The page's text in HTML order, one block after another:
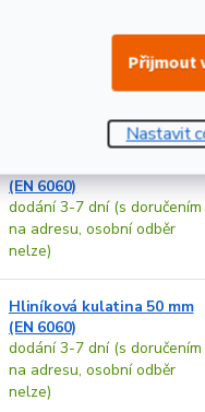
Nastavit
Přijmout
dodání 3-7 dní (s doručením
na adresu, osobní odběr
(EN 6060)
dodání 3-7 dní (s doručením
na adresu, osobní odběr
nelze)
Hliníková kulatina 50 mm
(EN 6060)
dodání 3-7 dní (s doručením
na adresu, osobní odběr
nelze)